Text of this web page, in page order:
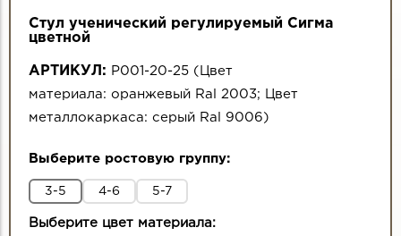
Стул ученический регулируемый Сигма
цветной
АРТИКУЛ: Р001-20-25 (
Цвет
материала: оранжевый Ral 2003;
Цвет
металлокаркаса: серый Ral 9006)
Выберите ростовую группу:
3-5 4-6 5-7
Выберите цвет материала: